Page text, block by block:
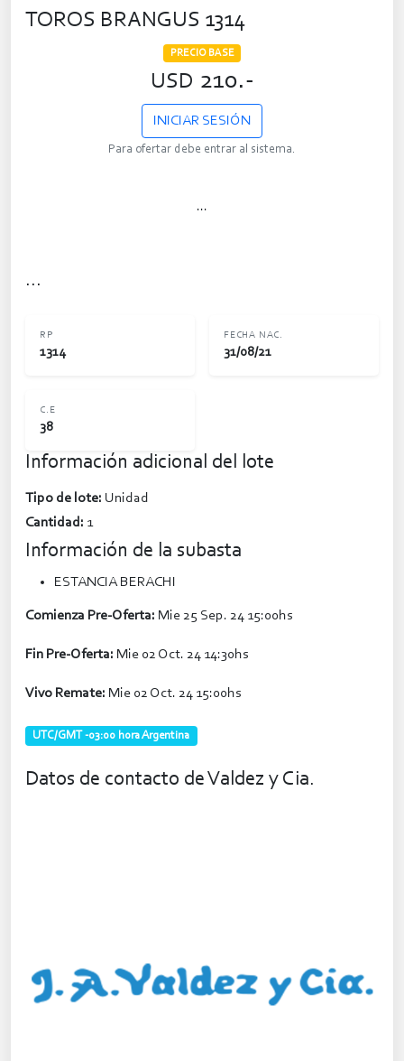
TOROS BRANGUS 1314
PRECIO BASE
USD 210.-
INICIAR SESIÓN
Para ofertar debe entrar al sistema.
...
...
RP
1314
FECHA NAC.
31/08/21
C.E
38
Información adicional del lote
Tipo de lote: Unidad
Cantidad: 1
Información de la subasta
ESTANCIA BERACHI
Comienza Pre-Oferta: Mie 25 Sep. 24 15:00hs
Fin Pre-Oferta: Mie 02 Oct. 24 14:30hs
Vivo Remate: Mie 02 Oct. 24 15:00hs
UTC/GMT -03:00 hora Argentina
Datos de contacto de Valdez y Cia.